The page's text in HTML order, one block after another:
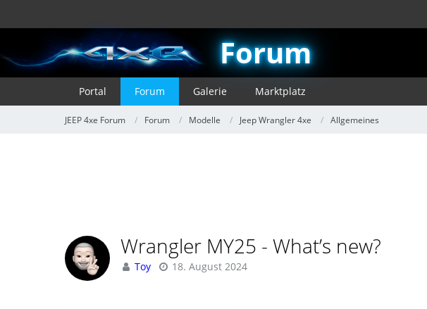
Forum
Portal Forum Galerie Marktplatz
JEEP 4xe Forum Forum Modelle Jeep Wrangler 4xe Allgemeines
Wrangler MY25 - What’s new?
Toy 18. August 2024